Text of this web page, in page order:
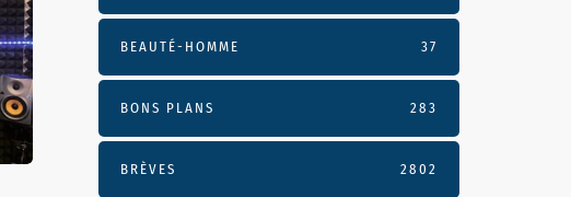
BEAUTÉ-HOMME 37
BONS PLANS 283
BRÈVES 2802